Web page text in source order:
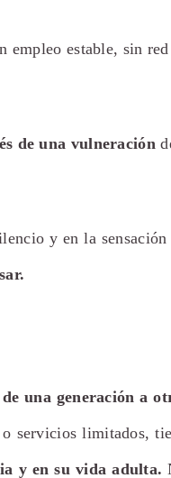
empleo estable, sin red
de una vulneración
y en la sensación
una generación a
servicios limitados,
y en su vida adulta.